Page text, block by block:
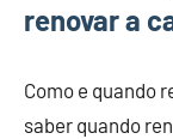
renovar a
Como e quando
saber quando